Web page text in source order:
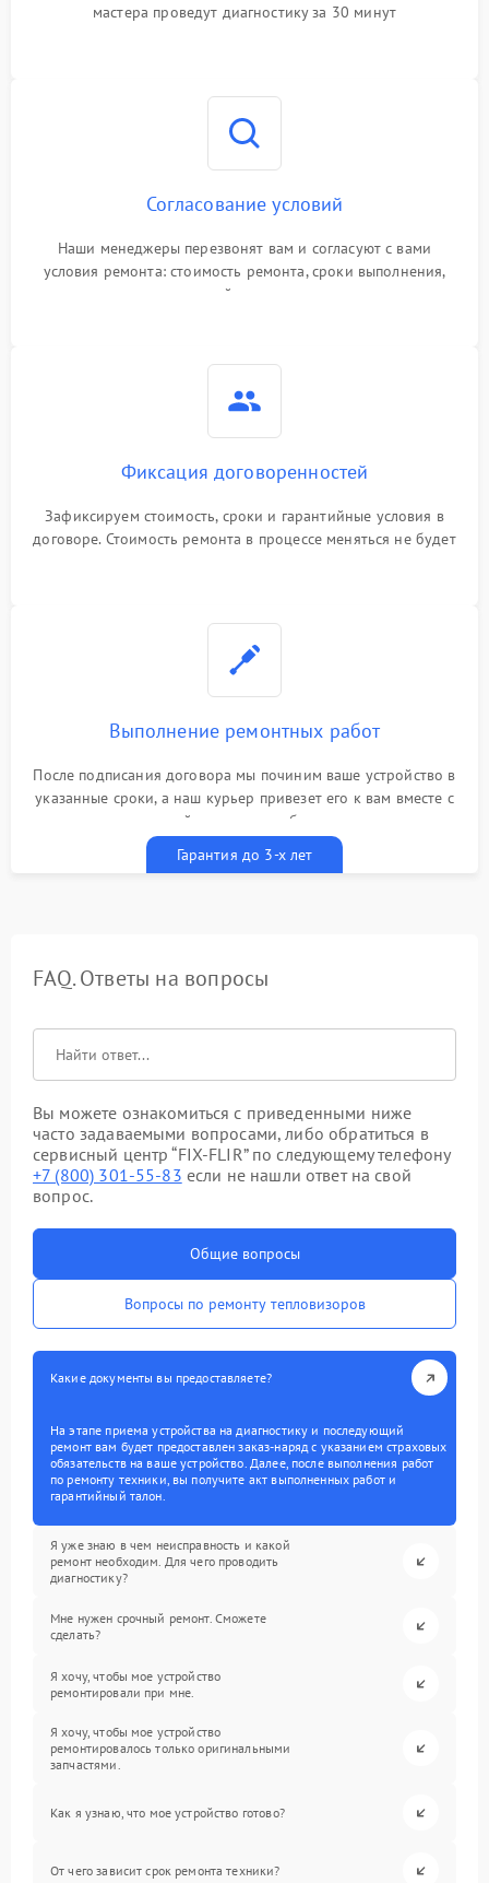
мастера проведут диагностику за 30 минут
Согласование условий
Наши менеджеры перезвонят вам и согласуют с вами
условия ремонта: стоимость ремонта, сроки выполнения,
гарантийные условия
Фиксация договоренностей
Зафиксируем стоимость, сроки и гарантийные условия в
договоре. Стоимость ремонта в процессе меняться не будет
Выполнение ремонтных работ
После подписания договора мы починим ваше устройство в
указанные сроки, а наш курьер привезет его к вам вместе с
гарантийным талоном бесплатно
Гарантия до 3-х лет
FAQ. Ответы на вопросы
Вы можете ознакомиться с приведенными ниже
часто задаваемыми вопросами, либо обратиться в
сервисный центр “FIX-FLIR” по следующему телефону
+7 (800) 301-55-83 если не нашли ответ на свой
вопрос.
Общие вопросы
Вопросы по ремонту тепловизоров
Какие документы вы предоставляете?
На этапе приема устройства на диагностику и последующий
ремонт вам будет предоставлен заказ-наряд с указанием страховых
обязательств на ваше устройство. Далее, после выполнения работ
по ремонту техники, вы получите акт выполненных работ и
гарантийный талон.
Я уже знаю в чем неисправность и какой
ремонт необходим. Для чего проводить
диагностику?
Мне нужен срочный ремонт. Сможете
сделать?
Я хочу, чтобы мое устройство
ремонтировали при мне.
Я хочу, чтобы мое устройство
ремонтировалось только оригинальными
запчастями.
Как я узнаю, что мое устройство готово?
От чего зависит срок ремонта техники?